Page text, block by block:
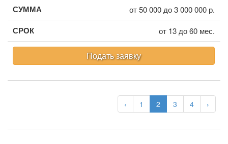
‹ 1 2 3 4 ›
от 50 000 до 3 000 000 р.
от 13 до 60 мес.
Подать заявку